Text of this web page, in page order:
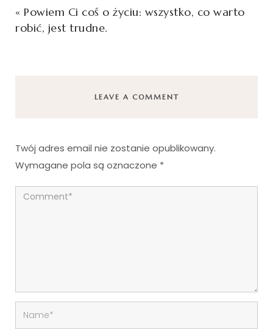
« Powiem Ci coś o życiu: wszystko, co warto
robić, jest trudne.
LEAVE A COMMENT
Twój adres email nie zostanie opublikowany.
Wymagane pola są oznaczone *